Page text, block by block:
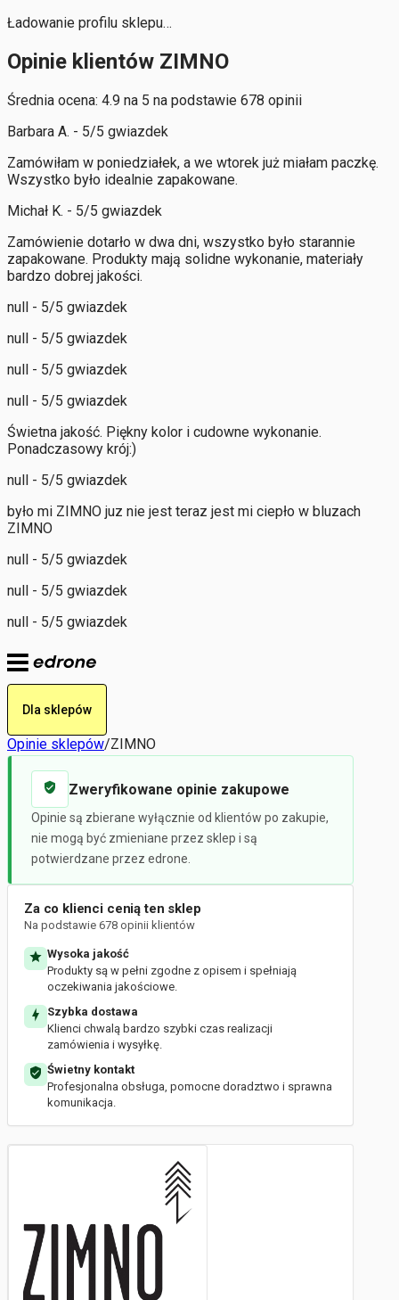
Ładowanie profilu sklepu…
Opinie klientów ZIMNO
Średnia ocena: 4.9 na 5 na podstawie 678 opinii
Barbara A. - 5/5 gwiazdek
Zamówiłam w poniedziałek, a we wtorek już miałam paczkę.
Wszystko było idealnie zapakowane.
Michał K. - 5/5 gwiazdek
Zamówienie dotarło w dwa dni, wszystko było starannie
zapakowane. Produkty mają solidne wykonanie, materiały
bardzo dobrej jakości.
null - 5/5 gwiazdek
null - 5/5 gwiazdek
null - 5/5 gwiazdek
null - 5/5 gwiazdek
Świetna jakość. Piękny kolor i cudowne wykonanie.
Ponadczasowy krój:)
null - 5/5 gwiazdek
było mi ZIMNO juz nie jest teraz jest mi ciepło w bluzach
ZIMNO
null - 5/5 gwiazdek
null - 5/5 gwiazdek
null - 5/5 gwiazdek
Dla sklepów
Opinie sklepów/ZIMNO
Zweryfikowane opinie zakupowe
Opinie są zbierane wyłącznie od klientów po zakupie,
nie mogą być zmieniane przez sklep i są
potwierdzane przez edrone.
Za co klienci cenią ten sklep
Na podstawie 678 opinii klientów
Wysoka jakość
Produkty są w pełni zgodne z opisem i spełniają
oczekiwania jakościowe.
Szybka dostawa
Klienci chwalą bardzo szybki czas realizacji
zamówienia i wysyłkę.
Świetny kontakt
Profesjonalna obsługa, pomocne doradztwo i sprawna
komunikacja.